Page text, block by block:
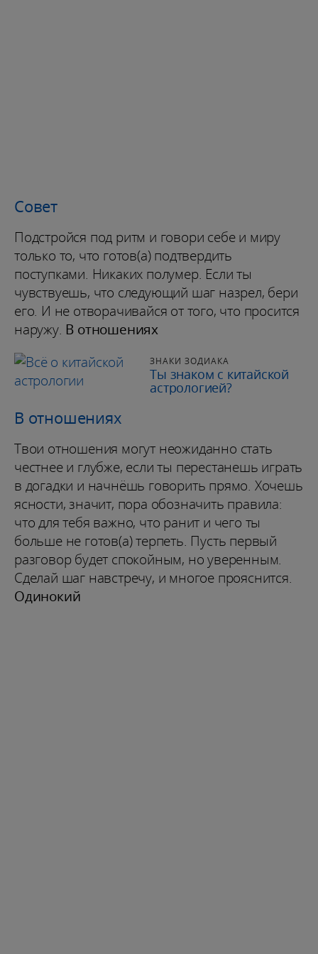
Совет
Подстройся под ритм и говори себе и миру
только то, что готов(а) подтвердить
поступками. Никаких полумер. Если ты
чувствуешь, что следующий шаг назрел, бери
его. И не отворачивайся от того, что просится
наружу. В отношениях
ЗНАКИ ЗОДИАКА
Ты знаком с китайской
астрологией?
В отношениях
Твои отношения могут неожиданно стать
честнее и глубже, если ты перестанешь играть
в догадки и начнёшь говорить прямо. Хочешь
ясности, значит, пора обозначить правила:
что для тебя важно, что ранит и чего ты
больше не готов(а) терпеть. Пусть первый
разговор будет спокойным, но уверенным.
Сделай шаг навстречу, и многое прояснится.
Одинокий